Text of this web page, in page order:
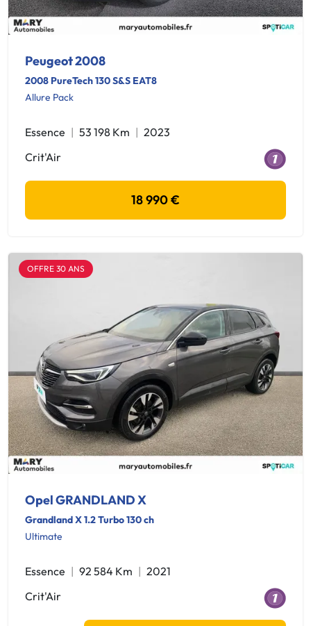
Peugeot 2008
2008 PureTech 130 S&S EAT8
Allure Pack
Essence 53 198 Km
2023
Crit'Air
18 990 €
OFFRE 30 ANS
Opel GRANDLAND X
Grandland X 1.2 Turbo 130 ch
Ultimate
Essence 92 584 Km
2021
Crit'Air